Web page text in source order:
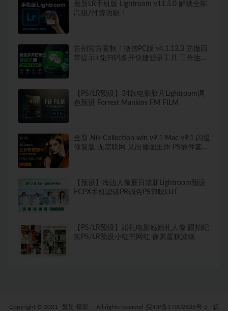
最新LR手机版 Lightroom v11.5.0 解锁全部
高级/付费功能！
告别官方限制！微信PC版 v4.1.13.3 防撤回
带提示+免扫码多开快捷登录工具 工作生活
【PS/LR预设】34款电影胶片Lightroom调
色预设 Forrest Mankins FM FILM
全新 Nik Collection win v9.1 Mac v9.1 闪退
修复版 无需联网 又出修图王炸 PS插件套装
【预设】海边人像夏日清新Lightroom预设
FCPX手机滤镜PR调色PS剪映LUT
【PS/LR预设】婚礼电影感婚礼人像 跟拍纪
实PS/LR预设小红书网红 像素蛋糕滤镜
Copyright © 2021 繁星-摄影 - All rights reserved 皖ICP备17002626号-3 皖